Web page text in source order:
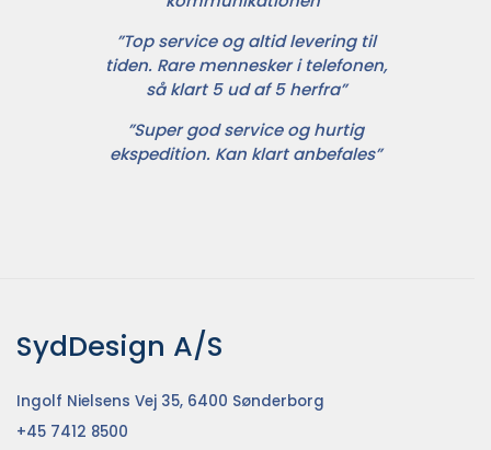
”Top service og altid levering til
tiden. Rare mennesker i telefonen,
så klart 5 ud af 5 herfra”
”Super god service og hurtig
ekspedition. Kan klart anbefales”
SydDesign A/S
Ingolf Nielsens Vej 35, 6400 Sønderborg
+45 7412 8500